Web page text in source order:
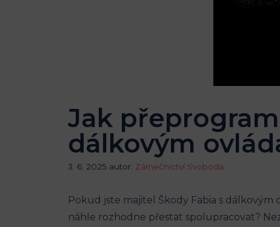
Jak
dálkovým
3. 6. 2025 autor: Zámečnictví Svoboda
Pokud jste majitel Škody Fabia s
náhle rozhodne přestat spolupracovat?